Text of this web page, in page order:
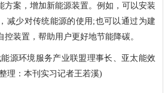
方案，增加新能源装置。例如，可以安装
减少对传统能源的使用;也可以通过为建
装置，帮助用户更好地节能降碳。
环境服务产业联盟理事长、亚太能效
理：本刊实习记者王若溪)